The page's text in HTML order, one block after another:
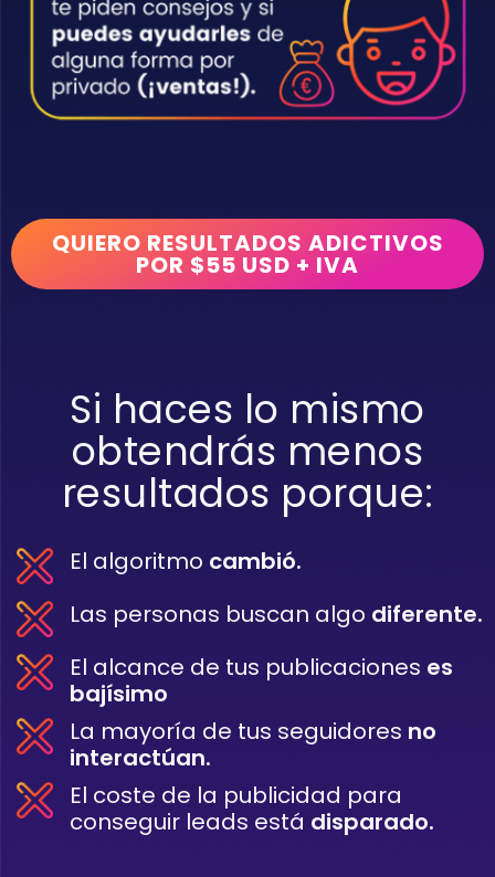
QUIERO RESULTADOS ADICTIVOS
POR $55 USD + IVA
Si haces lo mismo
obtendrás menos
resultados porque:
El algoritmo cambió.
Las personas buscan algo diferente.
El alcance de tus publicaciones es
bajísimo
La mayoría de tus seguidores no
interactúan.
El coste de la publicidad para
conseguir leads está disparado.